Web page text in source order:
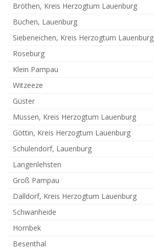
Bröthen, Kreis Herzogtum Lauenburg
Büchen, Lauenburg
Siebeneichen, Kreis Herzogtum Lauenburg
Roseburg
Klein Pampau
Witzeeze
Güster
Müssen, Kreis Herzogtum Lauenburg
Göttin, Kreis Herzogtum Lauenburg
Schulendorf, Lauenburg
Langenlehsten
Groß Pampau
Dalldorf, Kreis Herzogtum Lauenburg
Schwanheide
Hornbek
Besenthal